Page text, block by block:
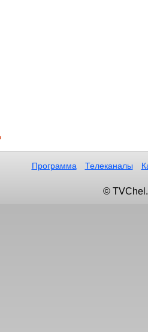
Программа Телеканалы
©